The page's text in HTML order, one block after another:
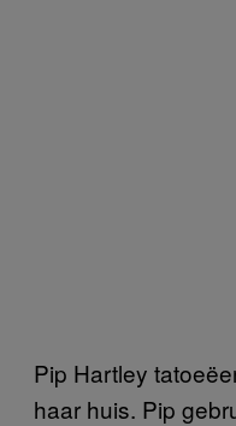
Pip Hartley
haar huis. Pip